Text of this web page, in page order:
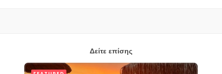
Δείτε επίσης